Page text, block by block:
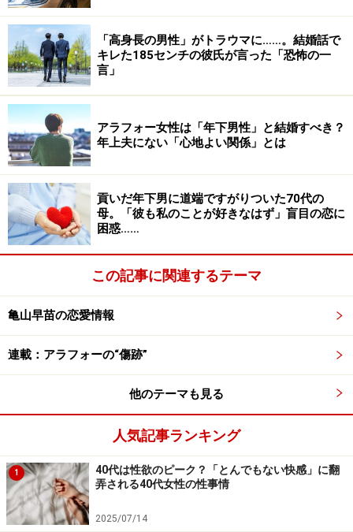
彼への気持ちが募るほど、本当は別れたほうがいいんだ
という気持ちも強くなる。サトエさんは葛藤し、苦しん
だ。
「そんなとき、仕事のつきあいで飲み会に出席すること
になって繁華街を歩いていたら、彼が若い女性と一緒に
いたんです。彼女のほうが彼を見上げながら話している
のを見かけたんですが、体の接触はないものの、かなり
親しそうな雰囲気でした」
彼女は急に気分が悪くなり、飲み会をする店に着くなり
トイレで吐いてしまったという。それほどショックだっ
たのだろう。別れが近づいている、自分が決断しなけれ
ばいけないと思い込んだ。
「早く別れを言わなくてはと思いながら、なかなか言え
ずに今に至っています。最近は、コロナウイルスの影響
ま疎遠になればいいんだと思うようにしています。彼は
毎日メッセージをくれたり電話をくれたりするので、決
断が鈍るのですが」
彼が一緒に歩いていた女性のことは、結局、何も聞いて
「高身長の男性」がトラウマに……。結婚話で
キレた185センチの彼氏が言った「恐怖の一
言」
アラフォー女性は「年下男性」と結婚すべき？
年上夫にない「心地よい関係」とは
貢いだ年下男に道端ですがりついた70代の
母。「彼も私のことが好きなはず」盲目の恋に
困惑……
この記事に関連するテーマ
亀山早苗の恋愛情報
連載：アラフォーの“傷跡”
他のテーマも見る
人気記事ランキング
1
40代は性欲のピーク？「とんでもない快感」に翻
弄される40代女性の性事情
2025/07/14